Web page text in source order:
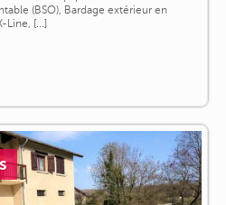
(BSO), Bardage extérieur en
Line, [...]